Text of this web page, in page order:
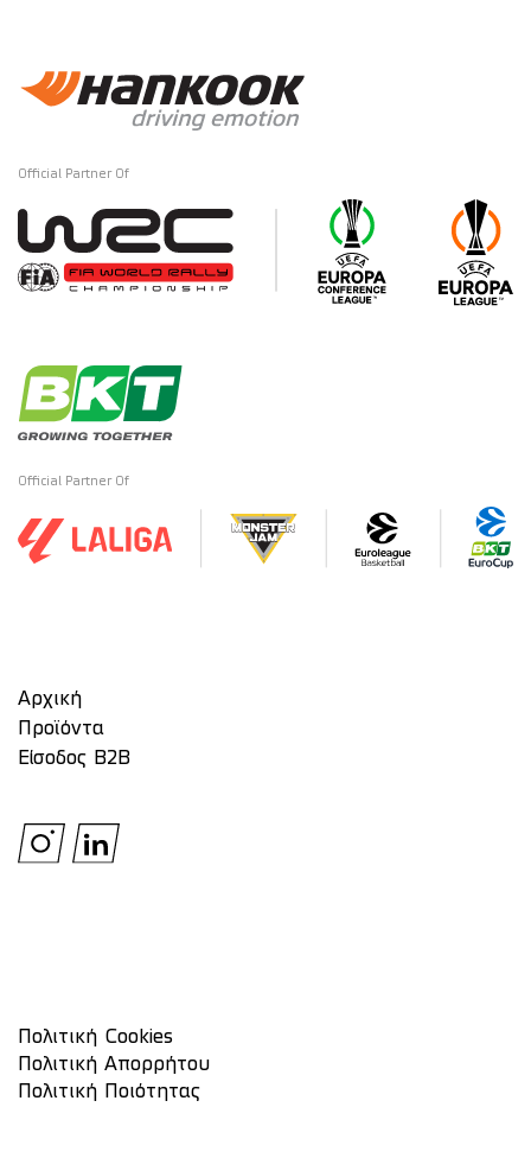
Official Partner Of
Official Partner Of
Αρχική
Προϊόντα
Είσοδος Β2Β
Πολιτική Cookies
Πολιτική Απορρήτου
Πολιτική Ποιότητας